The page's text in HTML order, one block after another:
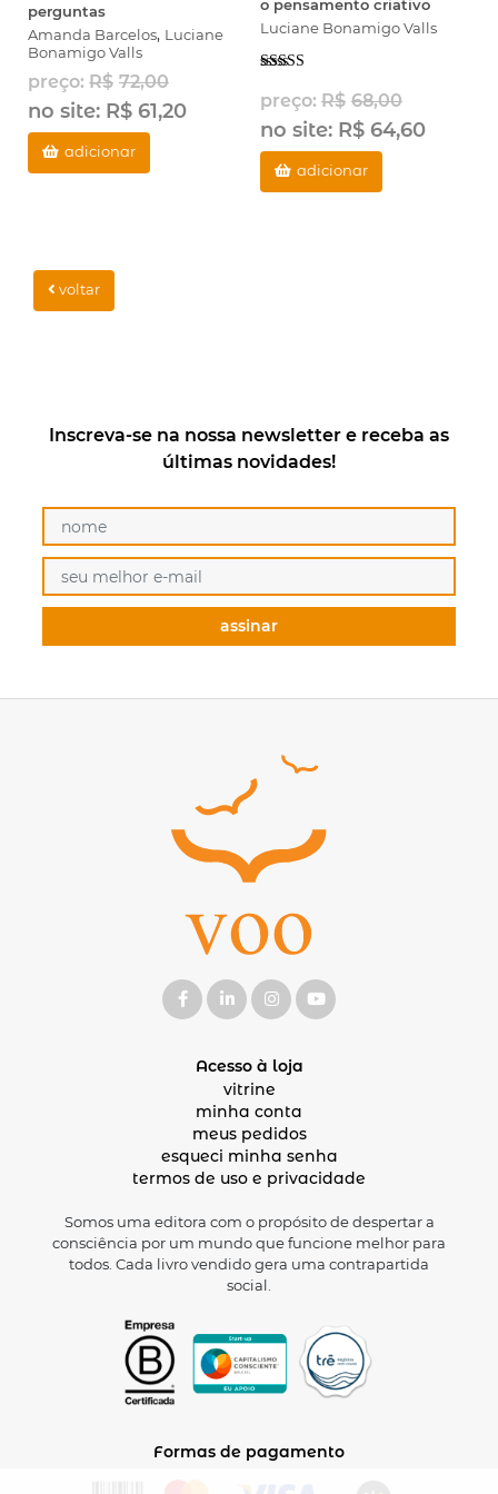
for Studies in Creativity.
perguntas
Amanda Barcelos, Luciane
Bonamigo Valls
preço: R$ 72,00
no site: R$ 61,20
adicionar
o pensamento criativo
Luciane Bonamigo Valls
5.00de 5
preço: R$ 68,00
no site: R$ 64,60
adicionar
voltar
Inscreva-se na nossa newsletter e receba as
últimas novidades!
Acesso à loja
vitrine
minha conta
meus pedidos
esqueci minha senha
termos de uso e privacidade
Somos uma editora com o propósito de despertar a
consciência por um mundo que funcione melhor para
todos. Cada livro vendido gera uma contrapartida
social.
Formas de pagamento